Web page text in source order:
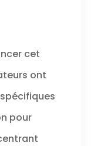
fil
:
cet
ont
pour